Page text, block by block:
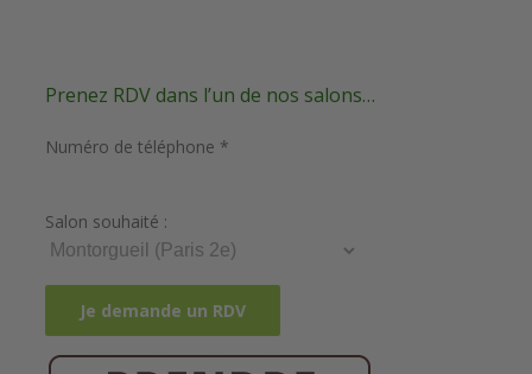
Prenez RDV dans l’un de nos salons…
Numéro de téléphone *
Salon souhaité :